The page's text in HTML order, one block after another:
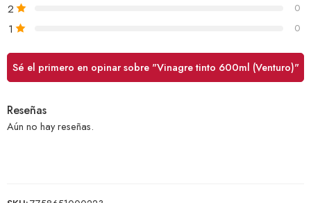
2 0
1 0
Sé el primero en opinar sobre "Vinagre tinto 600ml (Venturo)"
Reseñas
Aún no hay reseñas.